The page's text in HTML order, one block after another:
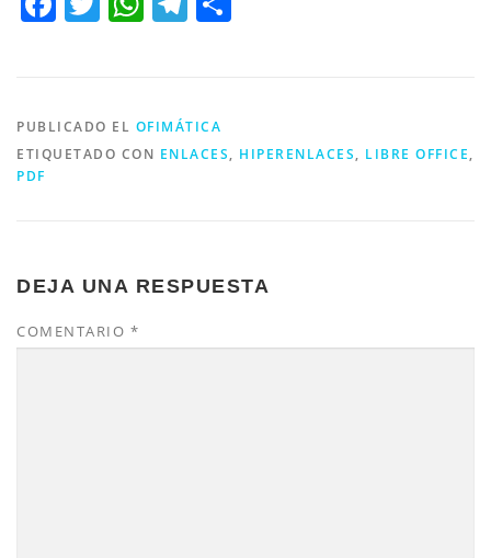
PUBLICADO EL OFIMÁTICA
ETIQUETADO CON ENLACES, HIPERENLACES, LIBRE OFFICE,
PDF
DEJA UNA RESPUESTA
COMENTARIO *